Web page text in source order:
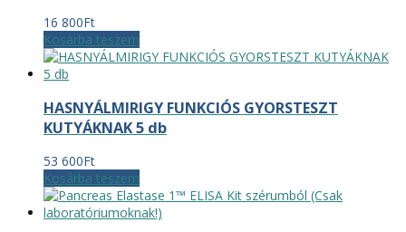
16 800Ft
Kosárba teszem
HASNYÁLMIRIGY FUNKCIÓS GYORSTESZT
KUTYÁKNAK 5 db
53 600Ft
Kosárba teszem